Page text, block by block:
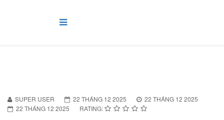
SUPER USER 22 THÁNG 12 2025
22 THÁNG 12 2025
22 THÁNG 12 2025
RATING: